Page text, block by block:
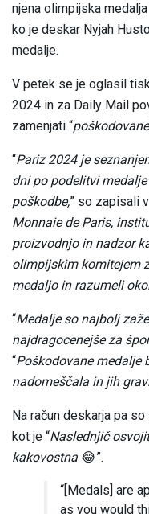
njena olimpijska medalja
ko je deskar Nyjah
medalje.
V petek se je oglasil
2024 in za Daily Mail
zamenjati “poškodovane
“Pariz 2024 je
dni po podelitvi
poškodbe,” so zapisali
Monnaie de Paris,
proizvodnjo in nadzor
olimpijskim komitejem
medaljo in razumeli
“Medalje so najbolj
najdragocenejše za
“Poškodovane medalje
nadomeščala in jih
Na račun deskarja pa
kot je “Naslednjič
kakovostna 😂”.
“[Medals] are
as you would